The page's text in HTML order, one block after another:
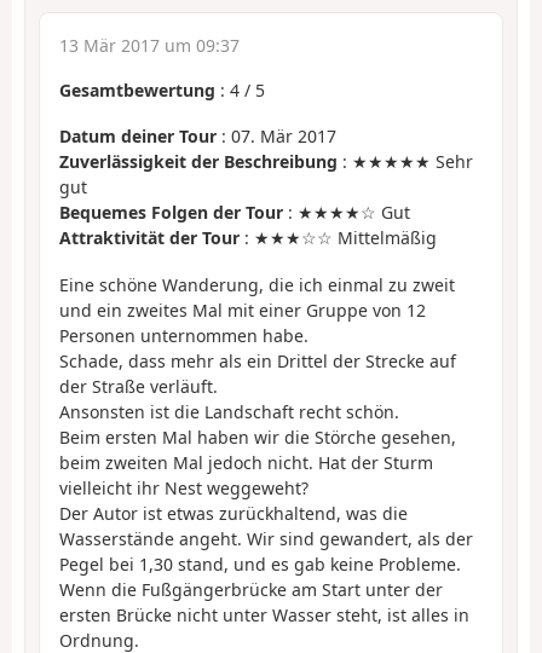
13 Mär 2017 um 09:37
Gesamtbewertung : 4 / 5
Datum deiner Tour : 07. Mär 2017
Zuverlässigkeit der Beschreibung : ★★★★★ Sehr
gut
Bequemes Folgen der Tour : ★★★★☆ Gut
Attraktivität der Tour : ★★★☆☆ Mittelmäßig
Eine schöne Wanderung, die ich einmal zu zweit
und ein zweites Mal mit einer Gruppe von 12
Personen unternommen habe.
Schade, dass mehr als ein Drittel der Strecke auf
der Straße verläuft.
Ansonsten ist die Landschaft recht schön.
Beim ersten Mal haben wir die Störche gesehen,
beim zweiten Mal jedoch nicht. Hat der Sturm
vielleicht ihr Nest weggeweht?
Der Autor ist etwas zurückhaltend, was die
Wasserstände angeht. Wir sind gewandert, als der
Pegel bei 1,30 stand, und es gab keine Probleme.
Wenn die Fußgängerbrücke am Start unter der
ersten Brücke nicht unter Wasser steht, ist alles in
Ordnung.